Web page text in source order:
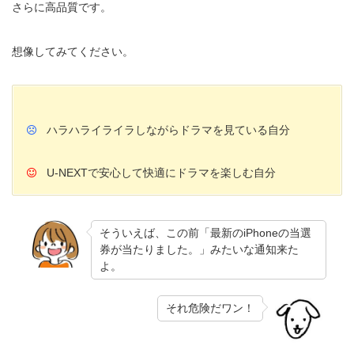
さらに高品質です。
想像してみてください。
ハラハライライラしながらドラマを見ている自分
U-NEXTで安心して快適にドラマを楽しむ自分
そういえば、この前「最新のiPhoneの当選
券が当たりました。」みたいな通知来た
よ。
それ危険だワン！